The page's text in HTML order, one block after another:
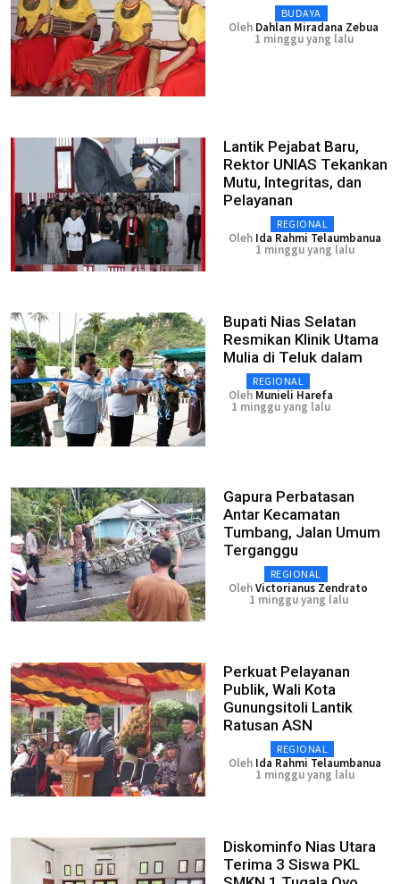
BUDAYA
Oleh Dahlan Miradana Zebua
1 minggu yang lalu
Lantik Pejabat Baru,
Rektor UNIAS Tekankan
Mutu, Integritas, dan
Pelayanan
REGIONAL
Oleh Ida Rahmi Telaumbanua
1 minggu yang lalu
Bupati Nias Selatan
Resmikan Klinik Utama
Mulia di Teluk dalam
REGIONAL
Oleh Munieli Harefa
1 minggu yang lalu
Gapura Perbatasan
Antar Kecamatan
Tumbang, Jalan Umum
Terganggu
REGIONAL
OlehVictorianus Zendrato
1 minggu yang lalu
Perkuat Pelayanan
Publik, Wali Kota
Gunungsitoli Lantik
Ratusan ASN
REGIONAL
Oleh Ida Rahmi Telaumbanua
1 minggu yang lalu
Diskominfo Nias Utara
Terima 3 Siswa PKL